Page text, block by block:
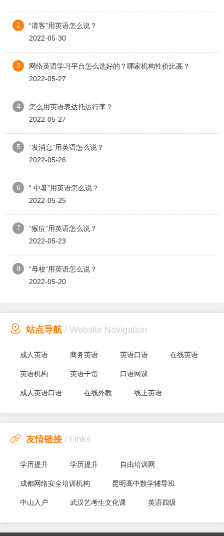
2
“请客”用英语怎么说？
2022-05-30
3
网络英语学习平台怎么选好的？哪家机构性价比高？
2022-05-27
4
怎么用英语表达托运行李？
2022-05-27
5
“发消息”用英语怎么说？
2022-05-26
6
“ 中暑”用英语怎么说？
2022-05-25
7
“猴痘”用英语怎么说？
2022-05-23
8
“母校”用英语怎么说？
2022-05-20
 站点导航 / Website Navigation
成人英语 商务英语 英语口语 在线英语
英语机构 英语干货 口语网课
成人英语口语 在线外教 线上英语
 友情链接 / Links
学历提升 学历提升 自由培训网
成都网络安全培训机构 昆明高中数学辅导班
中山入户 武汉艺考生文化课 英语四级